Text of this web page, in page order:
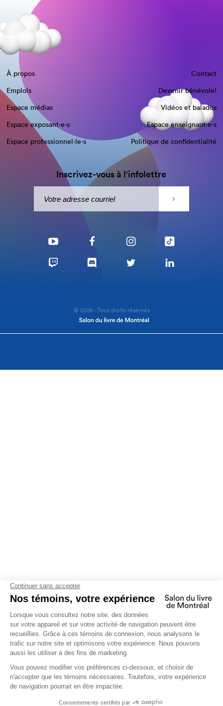
À propos
Contact
Emplois
Devenir bénévole!
Espace médias
Vidéos et balados
Espace exposant·e⋅s
Espace enseignant·e⋅s
Espace professionnel·le⋅s
Politique de confidentialité
Inscrivez-vous à l'infolettre
© 2026 - Tous droits réservés